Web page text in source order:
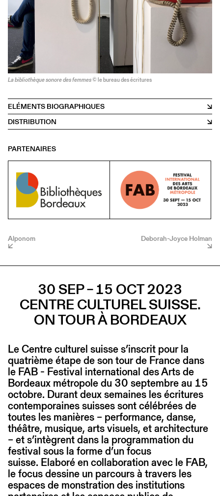
La bibliothèque sonore des femmes© le bureau des écritures
ELÉMENTS BIOGRAPHIQUES
DISTRIBUTION
PARTENAIRES
Alponom Deborah-Joyce Holman
30 SEP – 15 OCT 2023
CENTRE CULTUREL SUISSE.
ON TOUR À BORDEAUX
Le Centre culturel suisse s’inscrit pour la
quatrième étape de son tour de France dans
le FAB - Festival international des Arts de
Bordeaux métropole du 30 septembre au 15
octobre. Durant deux semaines les écritures
contemporaines suisses sont célébrées de
toutes les manières – performance, danse,
théâtre, musique, arts visuels, et architecture
– et s’intègrent dans la programmation du
festival sous la forme d’un focus
suisse. Elaboré en collaboration avec le FAB,
le focus dessine un parcours à travers les
espaces de monstration des institutions